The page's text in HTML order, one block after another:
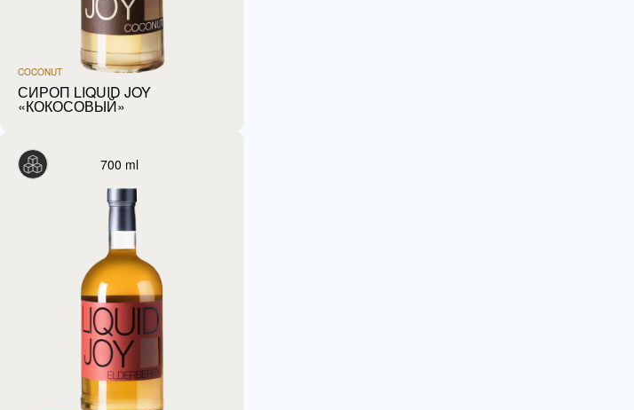
COCONUT
СИРОП LIQUID JOY
«КОКОСОВЫЙ»
700 ml